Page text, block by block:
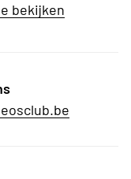
bekijken